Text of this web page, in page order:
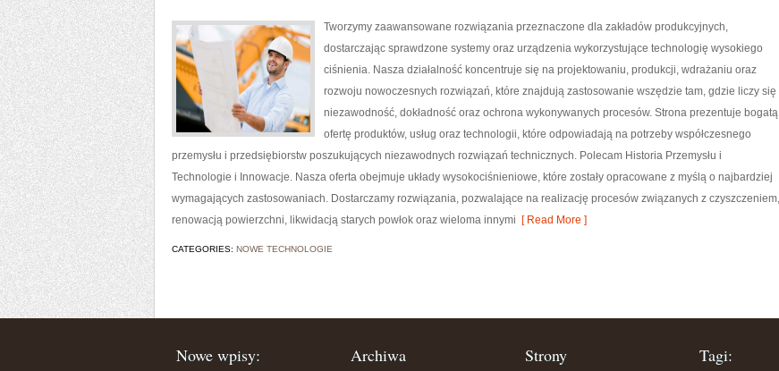
Tworzymy zaawansowane rozwiązania przeznaczone dla zakładów produkcyjnych,
dostarczając sprawdzone systemy oraz urządzenia wykorzystujące technologię wysokiego
ciśnienia. Nasza działalność koncentruje się na projektowaniu, produkcji, wdrażaniu oraz
rozwoju nowoczesnych rozwiązań, które znajdują zastosowanie wszędzie tam, gdzie liczy się
niezawodność, dokładność oraz ochrona wykonywanych procesów. Strona prezentuje bogatą
ofertę produktów, usług oraz technologii, które odpowiadają na potrzeby współczesnego
przemysłu i przedsiębiorstw poszukujących niezawodnych rozwiązań technicznych. Polecam Historia Przemysłu i
Technologie i Innowacje. Nasza oferta obejmuje układy wysokociśnieniowe, które zostały opracowane z myślą o najbardziej
wymagających zastosowaniach. Dostarczamy rozwiązania, pozwalające na realizację procesów związanych z czyszczeniem,
renowacją powierzchni, likwidacją starych powłok oraz wieloma innymi [ Read More ]
CATEGORIES: NOWE TECHNOLOGIE
Nowe wpisy: Archiwa Strony Tagi: